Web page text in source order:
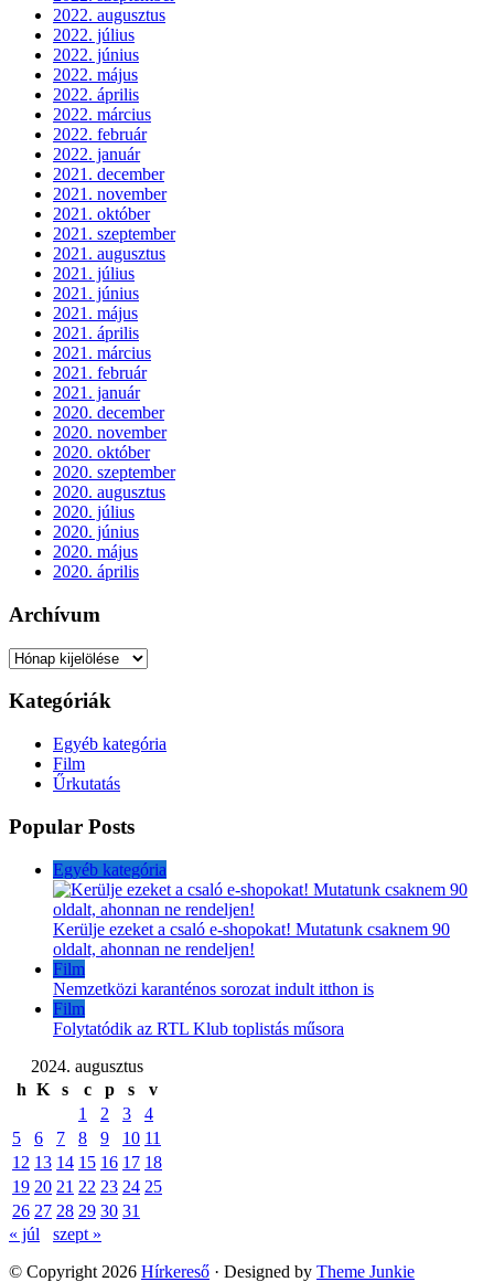
2022. augusztus
2022. július
2022. június
2022. május
2022. április
2022. március
2022. február
2022. január
2021. december
2021. november
2021. október
2021. szeptember
2021. augusztus
2021. július
2021. június
2021. május
2021. április
2021. március
2021. február
2021. január
2020. december
2020. november
2020. október
2020. szeptember
2020. augusztus
2020. július
2020. június
2020. május
2020. április
Archívum
Archívum
Kategóriák
Egyéb kategória
Film
Űrkutatás
Popular Posts
Egyéb kategória
Kerülje ezeket a csaló e-shopokat! Mutatunk csaknem 90
oldalt, ahonnan ne rendeljen!
Film
Nemzetközi karanténos sorozat indult itthon is
Film
Folytatódik az RTL Klub toplistás műsora
2024. augusztus
h K s c p s
v
1
2 3
4
5
6 7 8 9 10 11
12 13 14 15 16 17 18
19 20 21 22 23 24 25
26 27 28 29 30 31
« júl
szept »
© Copyright 2026 Hírkereső · Designed by Theme Junkie